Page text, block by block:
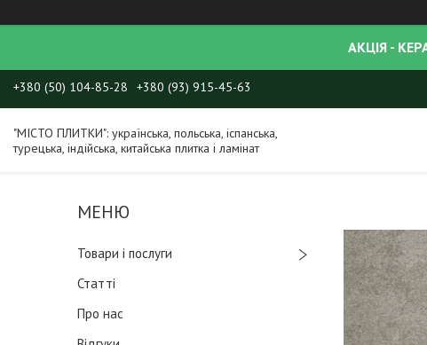
АКЦІЯ -
+380 (50) 104-85-28 +380 (93) 915-45-63
"МІСТО ПЛИТКИ": українська, польська, іспанська,
турецька, індійська, китайська плитка і ламінат
Товари і послуги
Статті
Про нас